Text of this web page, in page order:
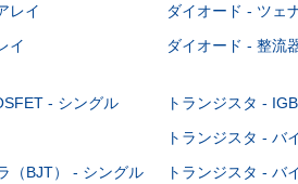
レイ ダイオード - ツェ
イ ダイオード - 整流
- シングル トランジスタ -
トランジスタ - バ
（BJT） - シングル
トランジスタ - バ